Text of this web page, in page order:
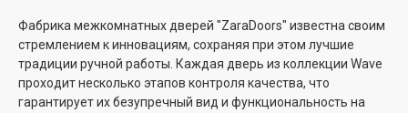
Фабрика межкомнатных дверей "ZaraDoors" известна своим
стремлением к инновациям, сохраняя при этом лучшие
традиции ручной работы. Каждая дверь из коллекции Wave
проходит несколько этапов контроля качества, что
гарантирует их безупречный вид и функциональность на